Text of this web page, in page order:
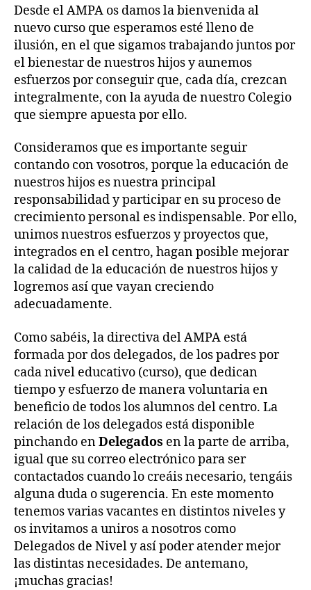
Desde el AMPA os damos la bienvenida al
nuevo curso que esperamos esté lleno de
ilusión, en el que sigamos trabajando juntos por
el bienestar de nuestros hijos y aunemos
esfuerzos por conseguir que, cada día, crezcan
integralmente, con la ayuda de nuestro Colegio
que siempre apuesta por ello.
Consideramos que es importante seguir
contando con vosotros, porque la educación de
nuestros hijos es nuestra principal
responsabilidad y participar en su proceso de
crecimiento personal es indispensable. Por ello,
unimos nuestros esfuerzos y proyectos que,
integrados en el centro, hagan posible mejorar
la calidad de la educación de nuestros hijos y
logremos así que vayan creciendo
adecuadamente.
Como sabéis, la directiva del AMPA está
formada por dos delegados, de los padres por
cada nivel educativo (curso), que dedican
tiempo y esfuerzo de manera voluntaria en
beneficio de todos los alumnos del centro. La
relación de los delegados está disponible
pinchando enDelegados en la parte de arriba,
igual que su correo electrónico para ser
contactados cuando lo creáis necesario, tengáis
alguna duda o sugerencia. En este momento
tenemos varias vacantes en distintos niveles y
os invitamos a uniros a nosotros como
Delegados de Nivel y así poder atender mejor
las distintas necesidades. De antemano,
¡muchas gracias!